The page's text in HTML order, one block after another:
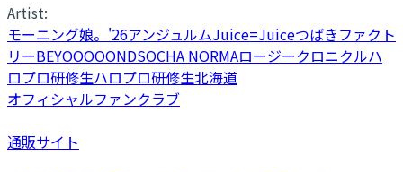
Artist:
モーニング娘。'26アンジュルムJuice=Juiceつばきファクト
リーBEYOOOOONDSOCHA NORMAロージークロニクルハ
ロプロ研修生ハロプロ研修生北海道
オフィシャルファンクラブ
通販サイト